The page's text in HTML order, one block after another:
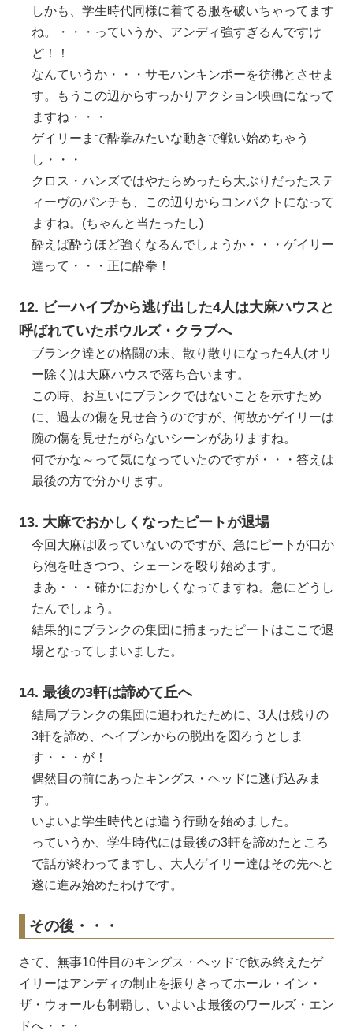
しかも、学生時代同様に着てる服を破いちゃってます
ね。・・・っていうか、アンディ強すぎるんですけ
ど！！
なんていうか・・・サモハンキンポーを彷彿とさせま
す。もうこの辺からすっかりアクション映画になって
ますね・・・
ゲイリーまで酔拳みたいな動きで戦い始めちゃう
し・・・
クロス・ハンズではやたらめったら大ぶりだったステ
ィーヴのパンチも、この辺りからコンパクトになって
ますね。(ちゃんと当たったし)
酔えば酔うほど強くなるんでしょうか・・・ゲイリー
達って・・・正に酔拳！
12. ビーハイブから逃げ出した4人は大麻ハウスと
呼ばれていたボウルズ・クラブへ
ブランク達との格闘の末、散り散りになった4人(オリ
ー除く)は大麻ハウスで落ち合います。
この時、お互いにブランクではないことを示すため
に、過去の傷を見せ合うのですが、何故かゲイリーは
腕の傷を見せたがらないシーンがありますね。
何でかな～って気になっていたのですが・・・答えは
最後の方で分かります。
13. 大麻でおかしくなったピートが退場
今回大麻は吸っていないのですが、急にピートが口か
ら泡を吐きつつ、シェーンを殴り始めます。
まあ・・・確かにおかしくなってますね。急にどうし
たんでしょう。
結果的にブランクの集団に捕まったピートはここで退
場となってしまいました。
14. 最後の3軒は諦めて丘へ
結局ブランクの集団に追われたために、3人は残りの
3軒を諦め、ヘイブンからの脱出を図ろうとしま
す・・・が！
偶然目の前にあったキングス・ヘッドに逃げ込みま
す。
いよいよ学生時代とは違う行動を始めました。
っていうか、学生時代には最後の3軒を諦めたところ
で話が終わってますし、大人ゲイリー達はその先へと
遂に進み始めたわけです。
その後・・・
さて、無事10件目のキングス・ヘッドで飲み終えたゲ
イリーはアンディの制止を振りきってホール・イン・
ザ・ウォールも制覇し、いよいよ最後のワールズ・エン
ドへ・・・